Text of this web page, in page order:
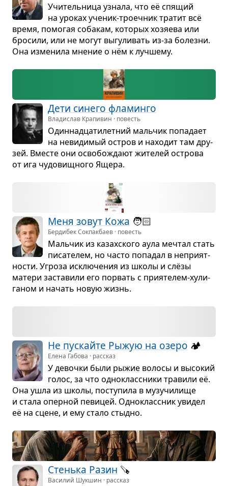
Учи­тель­ница узнала, что её спя­щий
на уро­ках уче­ник-тро­еч­ник тра­тит всё
время, помо­гая соба­кам, кото­рых хозя­ева или
бро­сили, или не могут выгу­ли­вать из-за болезни.
Она изме­нила мне­ние о нём к луч­шему.
Дети синего фла­минго
Владислав Крапивин · повесть
Один­надца­ти­лет­ний маль­чик попа­дает
на неви­ди­мый остров и нахо­дит там дру­
зей. Вме­сте они осво­бо­ждают жите­лей острова
от ига чудо­вищ­ного Ящера.
Меня зовут Кожа 🧑🏻
Бердибек Сокпакбаев · повесть
Маль­чик из казах­ского аула меч­тал стать
писа­те­лем, но часто попа­дал в непри­ят­
но­сти. Угроза исклю­че­ния из школы и слёзы
матери заста­вили его порвать с при­я­те­лем-хули­
га­ном и начать новую жизнь.
Не пус­кайте Рыжую на озеро 🏕️
Елена Габова · рассказ
У девочки были рыжие волосы и высо­кий
голос, за что одно­класс­ники тра­вили её.
Она ушла из школы, посту­пила в музу­чи­лище
и стала опер­ной певи­цей. Одно­класс­ник уви­дел
её на сцене, и ему стало стыдно.
Стенька Разин 🪚
Василий Шукшин · рассказ